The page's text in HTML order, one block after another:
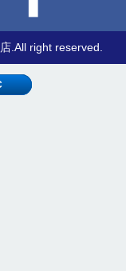
.All right reserved.